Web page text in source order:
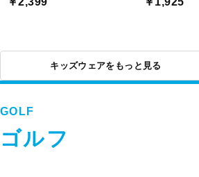
キッズウェアをもっと見る
ゴルフ
GOLF